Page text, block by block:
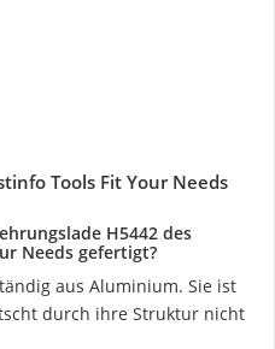
Tools Fit Your Needs
H5442 des
Needs gefertigt?
aus Aluminium. Sie ist
durch ihre Struktur nicht